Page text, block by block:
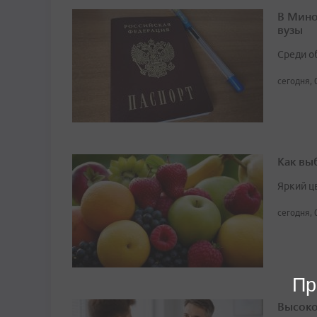
В
вузы
Среди
сегодня,
Как
Яркий
сегодня,